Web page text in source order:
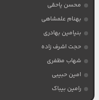
محسن یاحقی
بهنام علمشاهی
بنیامین بهادری
حجت اشرف زاده
شهاب مظفری
امین حبیبی
رامین بیباک